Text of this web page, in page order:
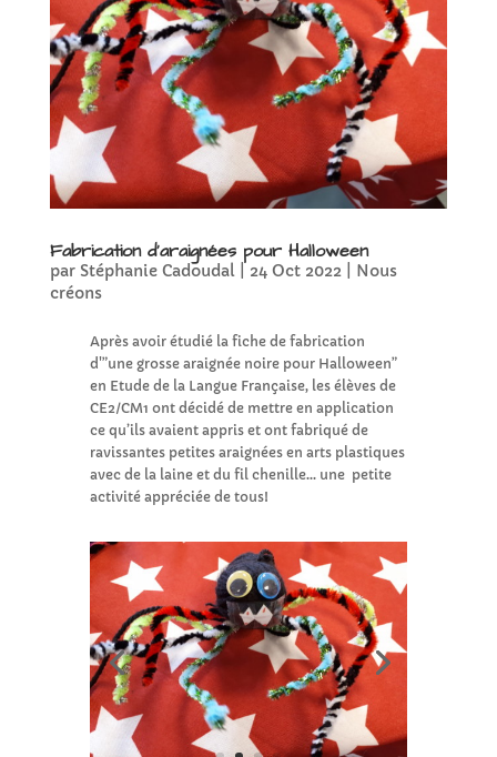
Fabrication d’araignées pour Halloween
par Stéphanie Cadoudal| 24 Oct 2022| Nous
créons
Après avoir étudié la fiche de fabrication
d'”une grosse araignée noire pour Halloween”
en Etude de la Langue Française, les élèves de
CE2/CM1 ont décidé de mettre en application
ce qu’ils avaient appris et ont fabriqué de
ravissantes petites araignées en arts plastiques
avec de la laine et du fil chenille… une petite
activité appréciée de tous!